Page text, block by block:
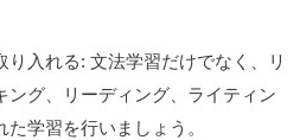
り入れる: 文法学習だけでなく、リ
ング、リーディング、ライティン
学習を行いましょう。